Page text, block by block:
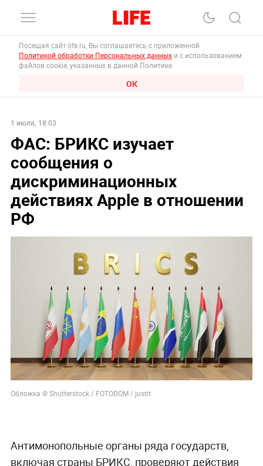
Посещая сайт life.ru, Вы соглашаетесь с приложенной
Политикой обработки Персональных данных и с использованием
файлов cookie, указанных в данной Политике.
ОК
1 июля, 18:03
ФАС: БРИКС изучает
сообщения о
дискриминационных
действиях Apple в отношении
РФ
Обложка © Shutterstock / FOTODOM / justit
Антимонопольные органы ряда государств,
включая страны БРИКС, проверяют действия